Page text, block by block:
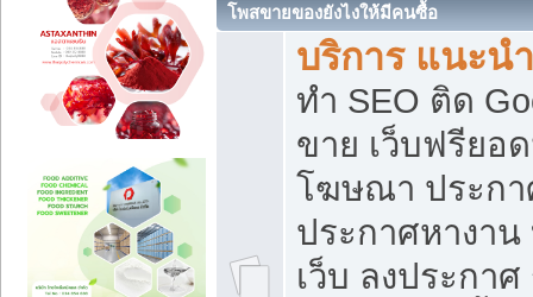
โพสขายของยังไงให้มีคนซื้อ
บริการ แนะน
ทำ SEO ติด
ขาย เว็บฟรียอ
โฆษณา ประกา
ประกาศหางา
เว็บ ลงประกา